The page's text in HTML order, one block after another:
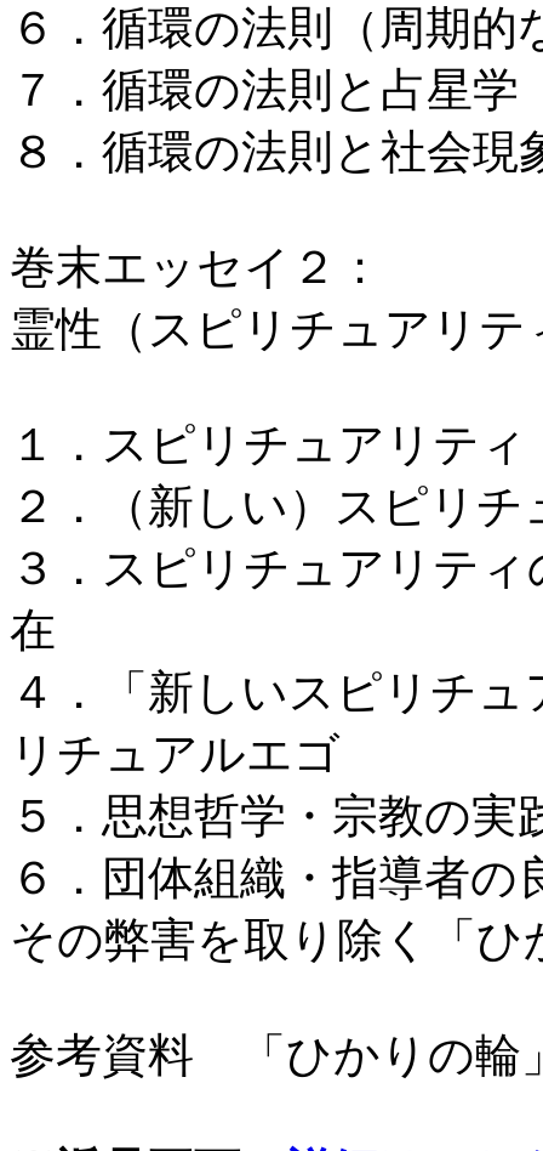
６．循環の法則（周期的
７．循環の法則と占星学
８．循環の法則と社会現
巻末エッセイ２：
霊性（スピリチュアリ
１．スピリチュアリティ
２．（新しい）スピリ
３．スピリチュアリテ
在
４．「新しいスピリチ
リチュアルエゴ
５．思想哲学・宗教の
６．団体組織・指導者の
その弊害を取り除く「
参考資料 「ひかりの輪